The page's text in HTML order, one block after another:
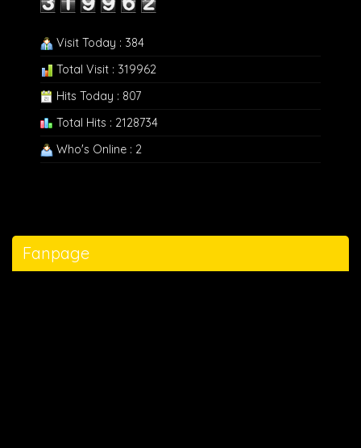
Visit Today : 384
Total Visit : 319962
Hits Today : 807
Total Hits : 2128734
Who's Online : 2
Fanpage